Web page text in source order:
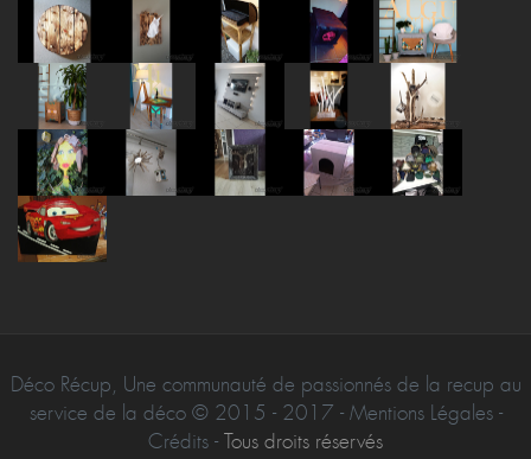
Déco Récup, Une communauté de passionnés de la recup au
service de la déco © 2015 - 2017 - Mentions Légales -
Crédits - Tous droits réservés